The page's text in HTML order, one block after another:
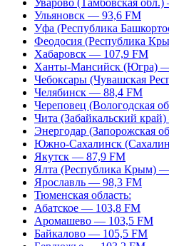
Уварово (Тамбовская
Ульяновск — 93,6 FM
Уфа (Республика
Феодосия (Республика
Хабаровск — 107,9 FM
Ханты-Мансийск (Югра)
Чебоксары (Чувашская
Челябинск — 88,4 FM
Череповец (Вологодская
Чита (Забайкальский
Энергодар (Запорожская
Южно-Сахалинск
Якутск — 87,9 FM
Ялта (Республика Крым)
Ярославль — 98,3 FM
Тюменская область:
Абатское — 103,8 FM
Аромашево — 103,5 FM
Байкалово — 105,5 FM